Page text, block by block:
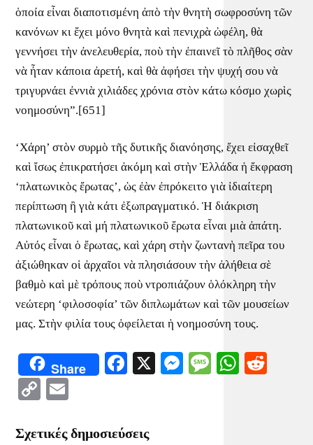
ὁποία εἶναι διαποτισμένη ἀπὸ τὴν θνητὴ σωφροσύνη τῶν
κανόνων κι ἔχει μόνο θνητὰ καὶ πενιχρὰ ὠφέλη, θὰ
γεννήσει τὴν ἀνελευθερία, ποὺ τὴν ἐπαινεῖ τὸ πλῆθος σὰν
νὰ ἦταν κάποια ἀρετή, καὶ θὰ ἀφήσει τὴν ψυχή σου νὰ
τριγυρνάει ἐννιὰ χιλιάδες χρόνια στὸν κάτω κόσμο χωρὶς
νοημοσύνη”.[651]
‘Χάρη’ στὸν συρμὸ τῆς δυτικῆς διανόησης, ἔχει εἰσαχθεῖ
καὶ ἴσως ἐπικρατήσει ἀκόμη καὶ στὴν Ἑλλάδα ἡ ἔκφραση
‘πλατωνικὸς ἔρωτας’, ὡς ἐὰν ἐπρόκειτο γιὰ ἰδιαίτερη
περίπτωση ἢ γιὰ κάτι ἐξωπραγματικό. Ἡ διάκριση
πλατωνικοῦ καὶ μή πλατωνικοῦ ἔρωτα εἶναι μιὰ ἀπάτη.
Αὐτός εἶναι ὁ ἔρωτας, καὶ χάρη στὴν ζωντανὴ πεῖρα του
ἀξιώθηκαν οἱ ἀρχαῖοι νὰ πλησιάσουν τὴν ἀλήθεια σὲ
βαθμὸ καὶ μὲ τρόπους ποὺ ντροπιάζουν ὁλόκληρη τὴν
νεώτερη ‘φιλοσοφία’ τῶν διπλωμάτων καὶ τῶν μουσείων
μας. Στὴν φιλία τους ὀφείλεται ἡ νοημοσύνη τους.
Share Facebook
X Messenger
Message
Copy
Σχετικές δημοσιεύσεις